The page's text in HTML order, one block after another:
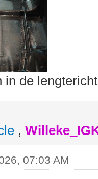
in de
,
07:03 AM